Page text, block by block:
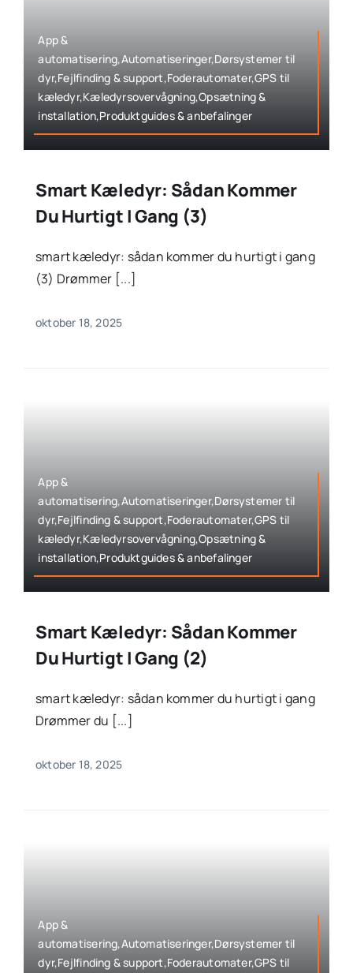
App &
automatisering,Automatiseringer,Dørsystemer til
dyr,Fejlfinding & support,Foderautomater,GPS til
kæledyr,Kæledyrsovervågning,Opsætning &
installation,Produktguides & anbefalinger
Smart Kæledyr: Sådan Kommer
Du Hurtigt I Gang (3)
smart kæledyr: sådan kommer du hurtigt i gang
(3) Drømmer [...]
oktober 18, 2025
App &
automatisering,Automatiseringer,Dørsystemer til
dyr,Fejlfinding & support,Foderautomater,GPS til
kæledyr,Kæledyrsovervågning,Opsætning &
installation,Produktguides & anbefalinger
Smart Kæledyr: Sådan Kommer
Du Hurtigt I Gang (2)
smart kæledyr: sådan kommer du hurtigt i gang
Drømmer du [...]
oktober 18, 2025
App &
automatisering,Automatiseringer,Dørsystemer til
dyr,Fejlfinding & support,Foderautomater,GPS til